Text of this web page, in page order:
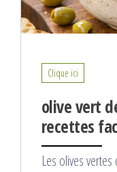
Clique ici
olive vert
recettes
Les olives